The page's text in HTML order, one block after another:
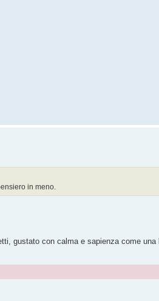
in meno.
gustato con calma e sapienza come